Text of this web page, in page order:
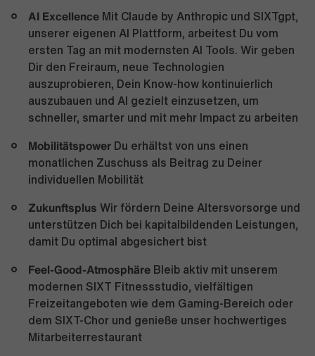
AI Excellence Mit Claude by Anthropic und SIXTgpt,
unserer eigenen AI Plattform, arbeitest Du vom
ersten Tag an mit modernsten AI Tools. Wir geben
Dir den Freiraum, neue Technologien
auszuprobieren, Dein Know-how kontinuierlich
auszubauen und AI gezielt einzusetzen, um
schneller, smarter und mit mehr Impact zu arbeiten
Mobilitätspower Du erhältst von uns einen
monatlichen Zuschuss als Beitrag zu Deiner
individuellen Mobilität
Zukunftsplus Wir fördern Deine Altersvorsorge und
unterstützen Dich bei kapitalbildenden Leistungen,
damit Du optimal abgesichert bist
Feel-Good-Atmosphäre Bleib aktiv mit unserem
modernen SIXT Fitnessstudio, vielfältigen
Freizeitangeboten wie dem Gaming-Bereich oder
dem SIXT-Chor und genieße unser hochwertiges
Mitarbeiterrestaurant